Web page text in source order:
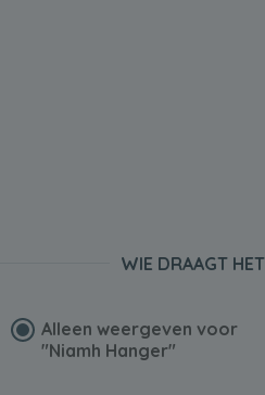
WIE DRAAGT
Alleen weergeven voor
"Niamh Hanger"